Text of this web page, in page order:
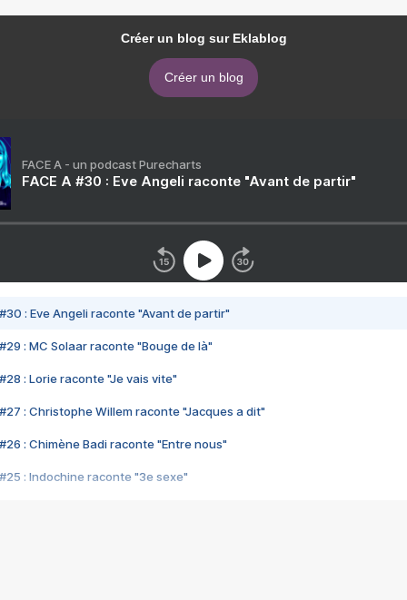
Créer un blog sur Eklablog
Créer un blog
FACE A - un podcast Purecharts
FACE A #30 : Eve Angeli raconte "Avant de partir"
#30 : Eve Angeli raconte "Avant de partir"
#29 : MC Solaar raconte "Bouge de là"
#28 : Lorie raconte "Je vais vite"
#27 : Christophe Willem raconte "Jacques a dit"
#26 : Chimène Badi raconte "Entre nous"
#25 : Indochine raconte "3e sexe"